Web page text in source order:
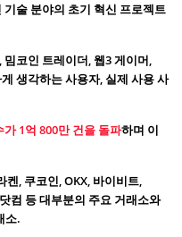
술 분야의 초기 혁신 프로젝트
코인 트레이더, 웹3 게이머,
생각하는 사용자, 실제 사용 사
가 1억 800만 건을 돌파하며 이
켄, 쿠코인, OKX, 바이비트,
컴 등 대부분의 주요 거래소와
소.